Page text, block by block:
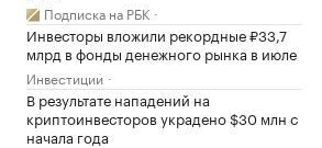
Подписка на РБК
Инвесторы вложили рекордные ₽33,7
млрд в фонды денежного рынка в июле
Инвестиции
В результате нападений на
криптоинвесторов украдено $30 млн с
начала года